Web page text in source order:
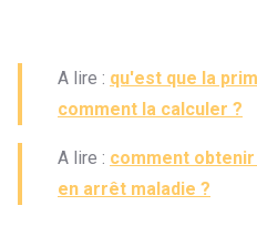
A lire : qu'est que la
comment la calculer ?
A lire : comment
en arrêt maladie ?